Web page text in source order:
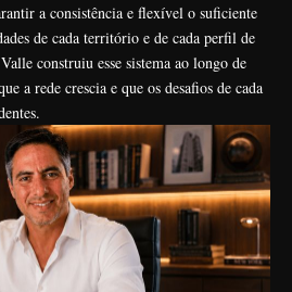
a consistência e flexível o suficiente
de cada território e de cada perfil de
construiu esse sistema ao longo de
a rede crescia e que os desafios de cada